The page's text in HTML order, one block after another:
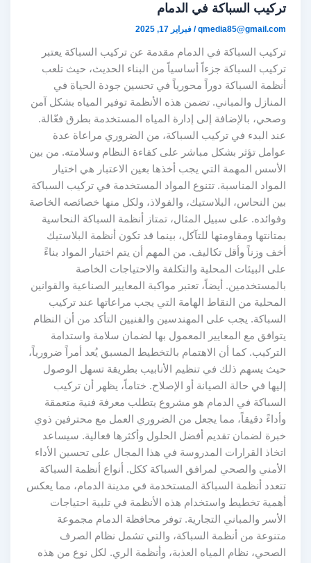
تركيب السباكة في الدمام
qmedia85@gmail.com
/فبراير 17, 2025
تركيب السباكة في الدمام مقدمة عن تركيب السباكة يعتبر
تركيب السباكة جزءاً أساسياً من البناء الحديث، حيث تلعب
أنظمة السباكة دوراً محورياً في تحسين جودة الحياة في
المنازل والمباني. تضمن هذه الأنظمة توفير المياه بشكل آمن
وصحي، بالإضافة إلى إدارة المياه المستخدمة بطرق فعّالة.
عند البدء في تركيب السباكة، من الضروري مراعاة عدة
عوامل تؤثر بشكل مباشر على كفاءة النظام وسلامته. من بين
الأسس المهمة التي يجب أخذها بعين الاعتبار هي اختيار
المواد المناسبة. تتنوع المواد المستخدمة في تركيب السباكة
بين النحاس، البلاستيك، والفولاذ، ولكل منها خصائصه الخاصة
وفوائده. على سبيل المثال، تمتاز أنظمة السباكة النحاسية
بمتانتها ومقاومتها للتآكل، بينما قد تكون أنظمة البلاستيك
أخف وزناً وأقل تكاليف. من المهم أن يتم اختيار المواد بناءً
على البيئات المحلية والتكلفة والاحتياجات الخاصة
بالمستخدمين. أيضاً، تعتبر مواكبة المعايير الصناعية والقوانين
المحلية من النقاط الهامة التي يجب مراعاتها عند تركيب
السباكة. يجب على المهندسين والفنيين التأكد من أن النظام
يتوافق مع المعايير المعمول بها لضمان سلامة واستدامة
التركيب. كما أن الاهتمام بالتخطيط المسبق يُعد أمراً ضرورياً،
حيث يسهم ذلك في تنظيم الأنابيب بطريقة تسهل الوصول
إليها في حالة الصيانة أو الإصلاح. ختاماً، يظهر أن تركيب
السباكة في الدمام هو مشروع يتطلب معرفة فنية متعمقة
وأداءً دقيقاً، مما يجعل من الضروري العمل مع محترفين ذوي
خبرة لضمان تقديم أفضل الحلول وأكثرها فعالية. سيساعد
اتخاذ القرارات المدروسة في هذا المجال على تحسين الأداء
الأمني والصحي لمرافق السباكة ككل. أنواع أنظمة السباكة
تتعدد أنظمة السباكة المستخدمة في مدينة الدمام، مما يعكس
أهمية تخطيط واستخدام هذه الأنظمة في تلبية احتياجات
الأسر والمباني التجارية. توفر محافظة الدمام مجموعة
متنوعة من أنظمة السباكة، والتي تشمل نظام الصرف
الصحي، نظام المياه العذبة، وأنظمة الري. لكل نوع من هذه